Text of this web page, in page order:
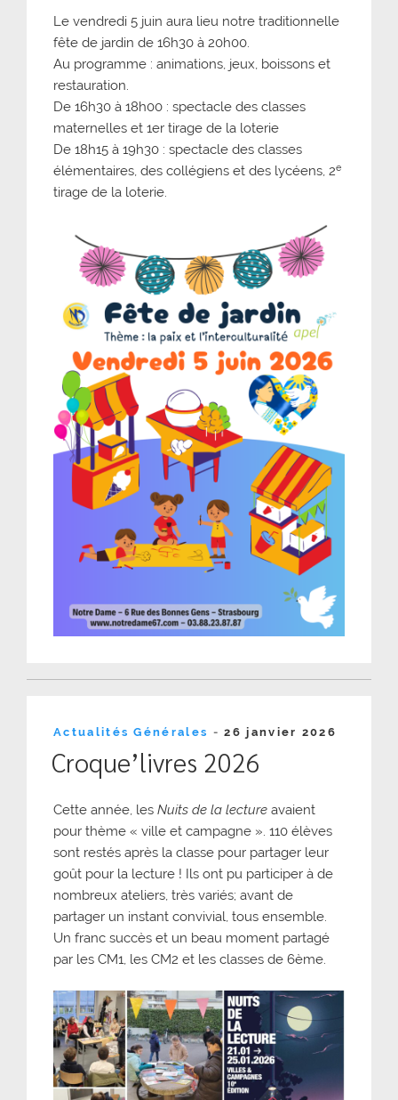
Le vendredi 5 juin aura lieu notre traditionnelle
fête de jardin de 16h30 à 20h00.
Au programme : animations, jeux, boissons et
restauration.
De 16h30 à 18h00 : spectacle des classes
maternelles et 1er tirage de la loterie
De 18h15 à 19h30 : spectacle des classes
élémentaires, des collégiens et des lycéens, 2e
tirage de la loterie.
Actualités Générales -Publié
26 janvier 2026
Croque’livres 2026
Cette année, les Nuits de la lecture avaient
pour thème « ville et campagne ». 110 élèves
sont restés après la classe pour partager leur
goût pour la lecture ! Ils ont pu participer à de
nombreux ateliers, très variés; avant de
partager un instant convivial, tous ensemble.
Un franc succès et un beau moment partagé
par les CM1, les CM2 et les classes de 6ème.